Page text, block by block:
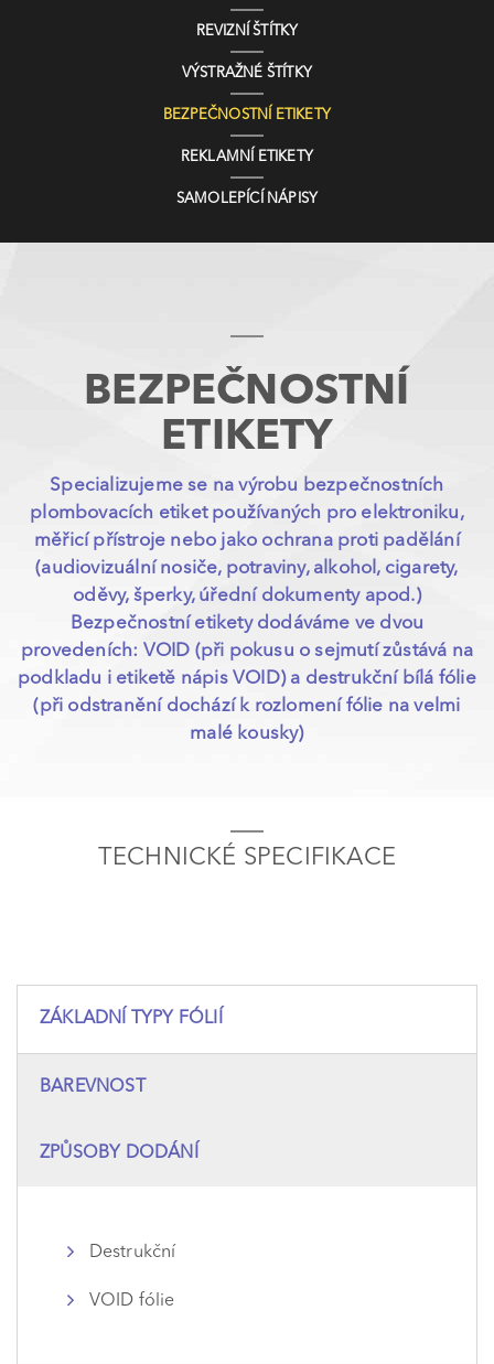
REVIZNÍ ŠTÍTKY
VÝSTRAŽNÉ ŠTÍTKY
BEZPEČNOSTNÍ ETIKETY
REKLAMNÍ ETIKETY
SAMOLEPÍCÍ NÁPISY
BEZPEČNOSTNÍ
ETIKETY
Specializujeme se na výrobu bezpečnostních
plombovacích etiket používaných pro elektroniku,
měřicí přístroje nebo jako ochrana proti padělání
(audiovizuální nosiče, potraviny, alkohol, cigarety,
oděvy, šperky, úřední dokumenty apod.)
Bezpečnostní etikety dodáváme ve dvou
provedeních: VOID (při pokusu o sejmutí zůstává na
podkladu i etiketě nápis VOID) a destrukční bílá fólie
(při odstranění dochází k rozlomení fólie na velmi
malé kousky)
TECHNICKÉ SPECIFIKACE
ZÁKLADNÍ TYPY FÓLIÍ
BAREVNOST
ZPŮSOBY DODÁNÍ
Destrukční
VOID fólie